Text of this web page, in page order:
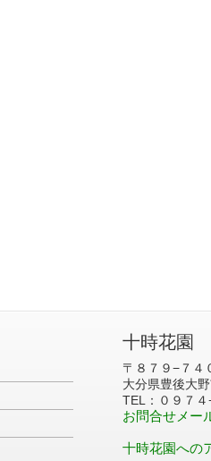
十時花園
〒８７９−７４
大分県豊後大
TEL：０９７
お問合せメー
十時花園への